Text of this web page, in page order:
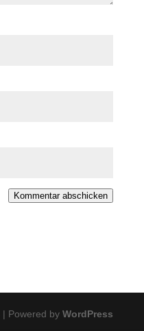
Kommentar abschicken
| Powered by WordPress